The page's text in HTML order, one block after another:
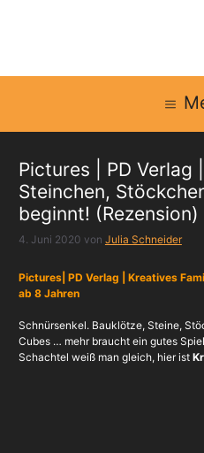
Pictures | PD Verlag
Steinchen,
beginnt! (Rezension)
4. Juni 2020 von Julia Schneider
Pictures| PD Verlag | Kreatives
ab 8 Jahren
Schnürsenkel. Bauklötze, Steine,
Cubes … mehr braucht ein gutes
Schachtel weiß man gleich, hier ist